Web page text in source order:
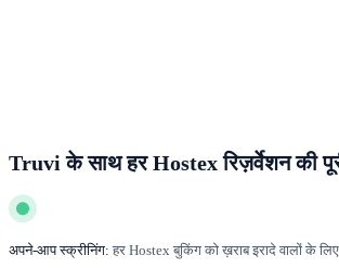
Truvi के साथ हर Hostex रिज़र्वेशन की
अपने-आप स्क्रीनिंग: हर Hostex बुकिंग को ख़राब इरादे वालों के